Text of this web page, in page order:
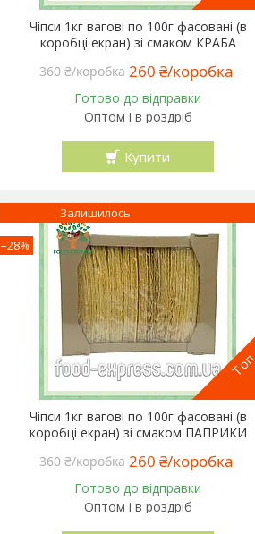
Чіпси 1кг вагові по 100г фасовані (в
коробці екран) зі смаком КРАБА
360 ₴/коробка 260 ₴/коробка
Готово до відправки
Оптом і в роздріб
Купити
Топ
–28%
Залишилось
Чіпси 1кг вагові по 100г фасовані (в
коробці екран) зі смаком ПАПРИКИ
360 ₴/коробка 260 ₴/коробка
Готово до відправки
Оптом і в роздріб